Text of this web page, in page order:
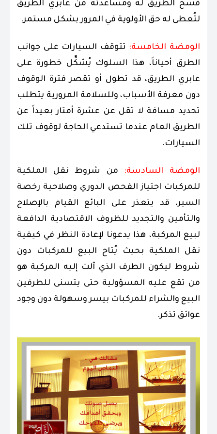
فسح الطريق له ومساعدته من عابري الطريق
لتُعطى له حق الأولوية في المرور بشكل مستمر.
الومضة الخامسة: تتوقف السيارات على جوانب
الطرق أحياناً، هذا السلوك يُشكِّل خطورة على
عابري الطريق، قد تطول أو تقصر فترة الوقوف
دون معرفة الأسباب، وللسلامة المرورية يتطلب
تحديد مسافة لا تقل عن عشرة أمتار بعيداً عن
الطريق العام عندما تستدعي الحاجة لوقوف تلك
السيارات.
الومضة السادسة: من شروط نقل الملكية
للمركبات اجتياز الفحص الدوري وصلاحية رخصة
السير، قد يتعذر على البائع القيام بالإصلاح
والتأمين والتجديد للظروف الاقتصادية الدافعة
لبيع المركبة، هذا يدعونا لإعادة النظر في كيفية
نقل الملكية بحيث يُتاح البيع للمركبات دون
شروط ليكون الطرف الذي آلت إليه المركبة هو
من تقع عليه المسؤولية حتى يتسنى للطرفين
البيع والشراء للمركبات بيسر وسهولة دون وجود
عوائق تذكر.